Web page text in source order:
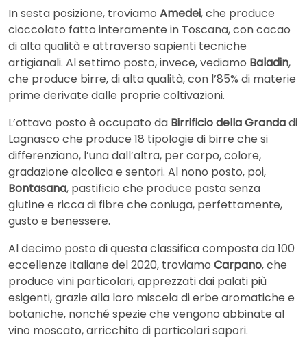
In sesta posizione, troviamo Amedei, che produce
cioccolato fatto interamente in Toscana, con cacao
di alta qualità e attraverso sapienti tecniche
artigianali. Al settimo posto, invece, vediamo Baladin,
che produce birre, di alta qualità, con l’85% di materie
prime derivate dalle proprie coltivazioni.
L’ottavo posto è occupato da Birrificio della Grandadi
Lagnasco che produce 18 tipologie di birre che si
differenziano, l’una dall’altra, per corpo, colore,
gradazione alcolica e sentori. Al nono posto, poi,
Bontasana, pastificio che produce pasta senza
glutine e ricca di fibre che coniuga, perfettamente,
gusto e benessere.
Al decimo posto di questa classifica composta da 100
eccellenze italiane del 2020, troviamo Carpano, che
produce vini particolari, apprezzati dai palati più
esigenti, grazie alla loro miscela di erbe aromatiche e
botaniche, nonché spezie che vengono abbinate al
vino moscato, arricchito di particolari sapori.